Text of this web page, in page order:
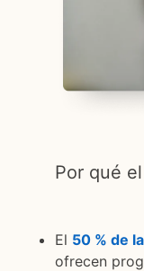
Por qué
El 50 % de
ofrecen